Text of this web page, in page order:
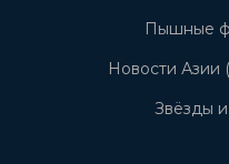
Пышные
Новости Азии
Звёзды